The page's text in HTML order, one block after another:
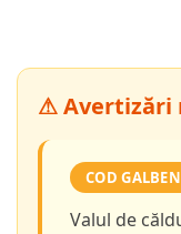
⚠ Avertizări
COD GALBEN
Valul de